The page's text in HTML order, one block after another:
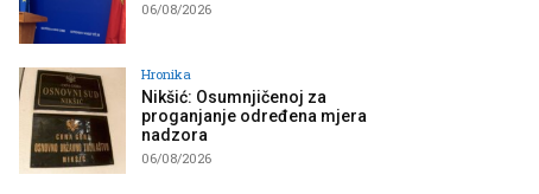
06/08/2026
Hronika
Nikšić: Osumnjičenoj za
proganjanje određena mjera
nadzora
06/08/2026